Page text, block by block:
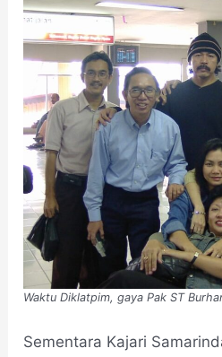
Waktu Diklatpim, gaya Pak ST
Sementara Kajari